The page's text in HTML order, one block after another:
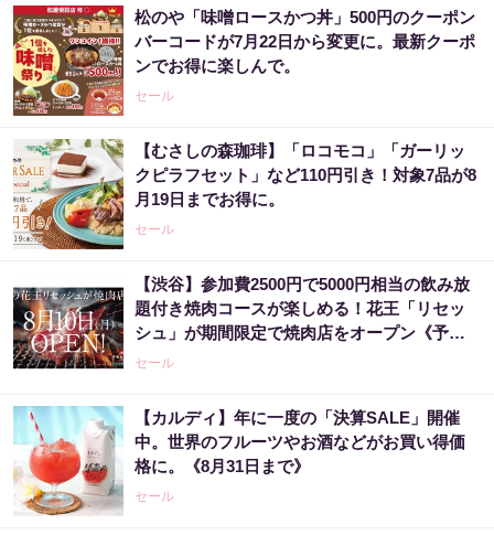
松のや「味噌ロースかつ丼」500円のクーポン
バーコードが7月22日から変更に。最新クーポ
ンでお得に楽しんで。
セール
【むさしの森珈琲】「ロコモコ」「ガーリッ
クピラフセット」など110円引き！対象7品が8
月19日までお得に。
セール
【渋谷】参加費2500円で5000円相当の飲み放
題付き焼肉コースが楽しめる！花王「リセッ
シュ」が期間限定で焼肉店をオープン《予約
受付中》
セール
【カルディ】年に一度の「決算SALE」開催
中。世界のフルーツやお酒などがお買い得価
格に。《8月31日まで》
セール